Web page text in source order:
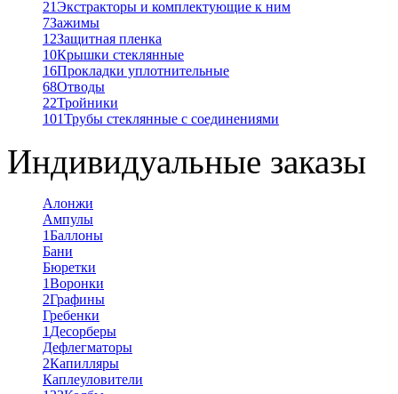
21Экстракторы и комплектующие к ним
7Зажимы
12Защитная пленка
10Крышки стеклянные
16Прокладки уплотнительные
68Отводы
22Тройники
101Трубы стеклянные с соединениями
Индивидуальные заказы
Алонжи
Ампулы
1Баллоны
Бани
Бюретки
1Воронки
2Графины
Гребенки
1 Десорберы
Дефлегматоры
2Капилляры
Каплеуловители